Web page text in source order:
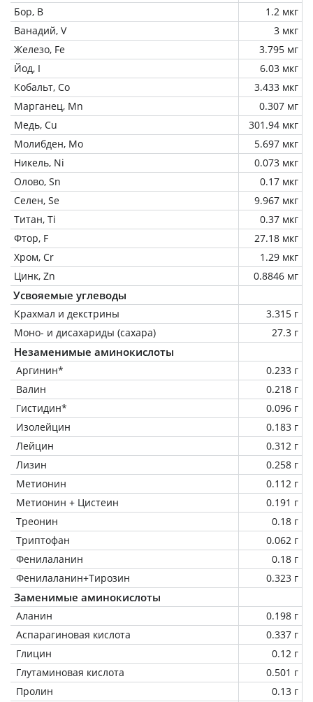
Бор, B
1.2 мкг
Ванадий, V
3 мкг
Железо, Fe
3.795 мг
Йод, I
6.03 мкг
Кобальт, Co
3.433 мкг
Марганец, Mn
0.307 мг
Медь, Cu
301.94 мкг
Молибден, Mo
5.697 мкг
Никель, Ni
0.073 мкг
Олово, Sn
0.17 мкг
Селен, Se
9.967 мкг
Титан, Ti
0.37 мкг
Фтор, F
27.18 мкг
Хром, Cr
1.29 мкг
Цинк, Zn
0.8846 мг
Усвояемые углеводы
Крахмал и декстрины
3.315 г
Моно- и дисахариды (сахара)
27.3 г
Незаменимые аминокислоты
Аргинин*
0.233 г
Валин
0.218 г
Гистидин*
0.096 г
Изолейцин
0.183 г
Лейцин
0.312 г
Лизин
0.258 г
Метионин
0.112 г
Метионин + Цистеин
0.191 г
Треонин
0.18 г
Триптофан
0.062 г
Фенилаланин
0.18 г
Фенилаланин+Тирозин
0.323 г
Заменимые аминокислоты
Аланин
0.198 г
Аспарагиновая кислота
0.337 г
Глицин
0.12 г
Глутаминовая кислота
0.501 г
Пролин
0.13 г